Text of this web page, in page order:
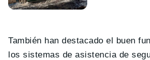
También han destacado el buen
los sistemas de asistencia de